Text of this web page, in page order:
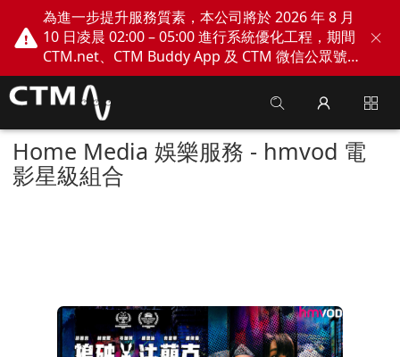
為進一步提升服務質素，本公司將於 2026 年 8 月
10 日凌晨 02:00 – 05:00 進行系統優化工程，期間
CTM.net、CTM Buddy App 及 CTM 微信公眾號
網上服務將會暫停。不便之處，敬請見諒！
Home Media 娛樂服務 - hmvod 電
影星級組合